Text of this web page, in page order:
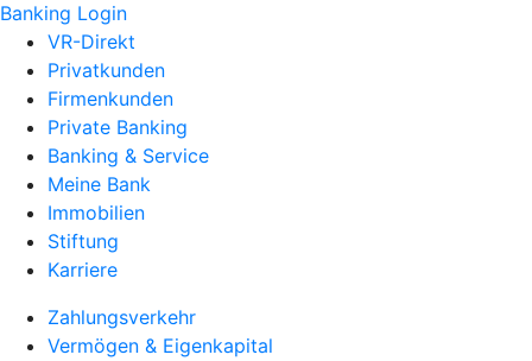
Banking Login
VR-Direkt
Privatkunden
Firmenkunden
Private Banking
Banking & Service
Meine Bank
Immobilien
Stiftung
Karriere
Zahlungsverkehr
Vermögen & Eigenkapital